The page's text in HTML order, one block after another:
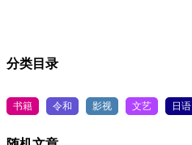
分类目录
书籍 令和 影视 文艺 日语